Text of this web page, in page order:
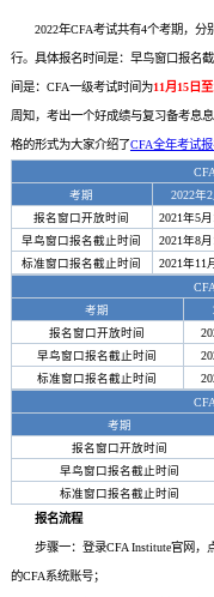
2022年CFA考试共有4个考期，分
行。具体报名时间是：早鸟窗口报名
间是：CFA一级考试时间为11月15日至
周知，考出一个好成绩与复习备考息
格的形式为大家介绍了CFA全年考试报
考期
2022年2
报名窗口开放时间
2021年5月
早鸟窗口报名截止时间
2021年8月
标准窗口报名截止时间
2021年11
考期
报名窗口开放时间
早鸟窗口报名截止时间
标准窗口报名截止时间
考期
报名窗口开放时间
早鸟窗口报名截止时间
标准窗口报名截止时间
报名流程
步骤一：登录CFA Institute官网，
的CFA系统账号；